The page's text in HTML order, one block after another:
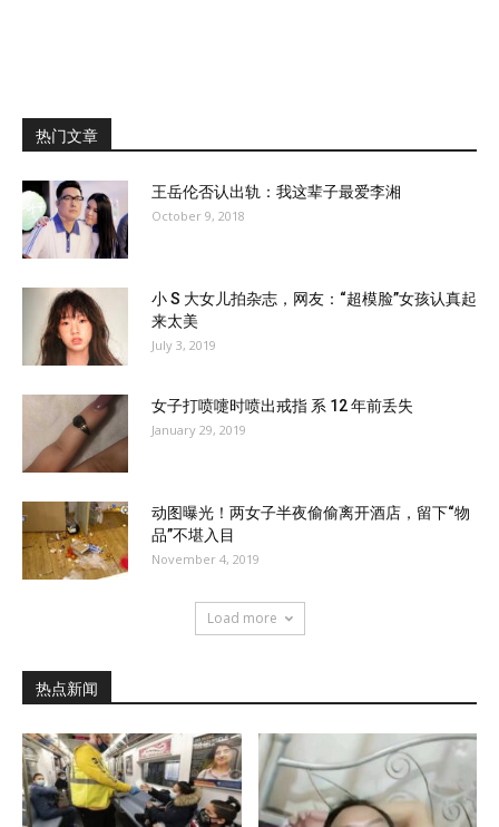
热门文章
王岳伦否认出轨：我这辈子最爱李湘
October 9, 2018
小 S 大女儿拍杂志，网友：“超模脸”女孩认真起
来太美
July 3, 2019
女子打喷嚏时喷出戒指 系 12 年前丢失
January 29, 2019
动图曝光！两女子半夜偷偷离开酒店，留下“物
品”不堪入目
November 4, 2019
Load more
热点新闻